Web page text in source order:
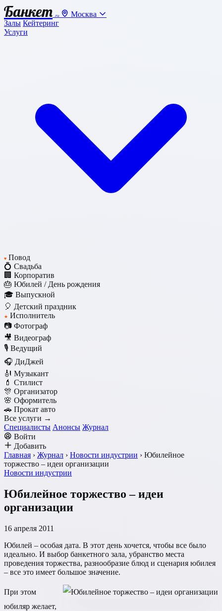
Банкет .ru
Москва
Залы Кейтеринг
Услуги
♥ Повод
💍 Свадьба
🏢 Корпоратив
🎂 Юбилей / День рождения
🎓 Выпускной
🎈 Детский праздник
★ Исполнитель
📷 Фотограф
🎥 Видеограф
🎙️ Ведущий
🎧 ДиДжей
🎻 Музыкант
💄 Стилист
🎊 Организатор
🌸 Оформитель
🚗 Прокат авто
Все услуги →
Специалисты Анонсы Журнал
Войти
Добавить
Главная › Журнал › Новости индустрии › Юбилейное
торжество – идеи организации
Новости индустрии
Юбилейное торжество – идеи
организации
16 апреля 2011
Юбилей – особая дата. В этот день хочется, чтобы все было
идеально. И выбор банкетного зала, убранство места
проведения торжества, разнообразие блюд и сценария юбилея
– все это имеет большое значение.
При этом
юбиляр желает,